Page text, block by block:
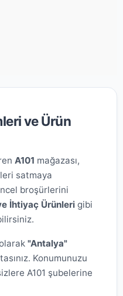
ve Ürün
A101 mağazası,
satmaya
broşürlerini
İhtiyaç Ürünleri gibi
"Antalya"
Konumunuzu
A101 şubelerine